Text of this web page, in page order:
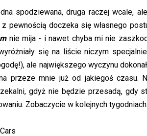
spodziewana, druga raczej wcale,
pewnością doczeka się własnego
nie mija - i nawet chyba mi nie
się na liście niczym
ale największego wyczynu
przeze mnie już od jakiegoś czasu.
gdyż nie będzie przesadą, gdy
Zobaczycie w kolejnych tygodniach.